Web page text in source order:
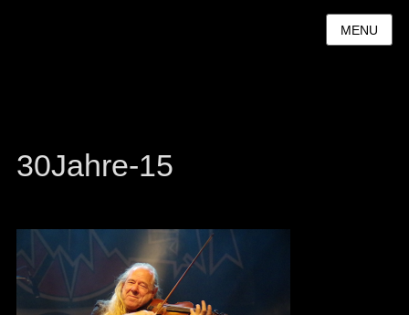
MENU
30Jahre-15